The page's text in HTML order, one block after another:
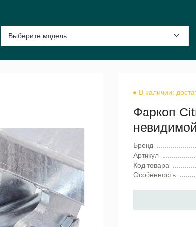
В наличии:
Фаркоп
Бренд
Артикул
Код товара
Особенность